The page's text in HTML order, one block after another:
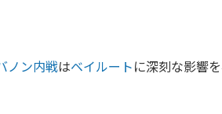
ノン内戦はベイルートに深刻な影響